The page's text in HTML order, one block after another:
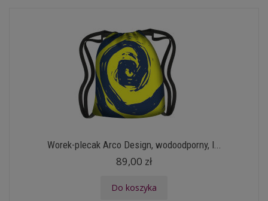
Worek-plecak Arco Design, wodoodporny, l...
89,00 zł
Do koszyka